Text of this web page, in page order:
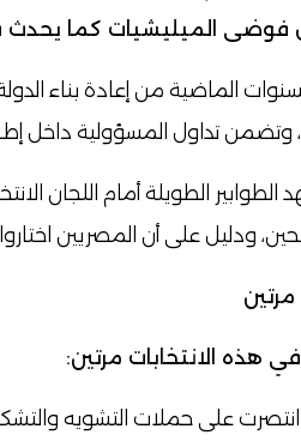
فوضى الميليشيات كما
الماضية من إعادة بناء
وتضمن تداول المسؤولية داخل
الطويلة أمام اللجان
ودليل على أن المصريين
هذه الانتخابات مرتين:
انتصرت على حملات التشويه